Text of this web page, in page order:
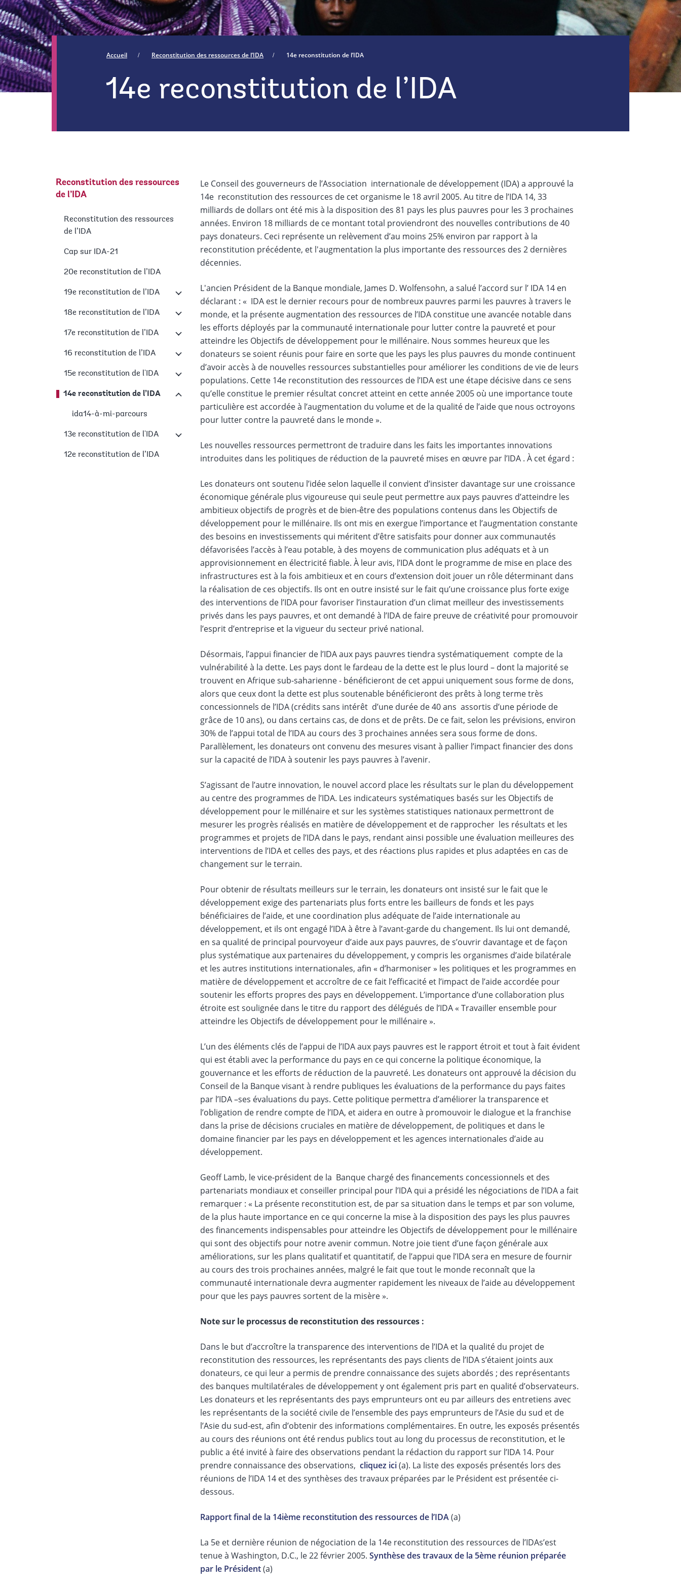
Accueil Reconstitution des ressources de l’IDA 14e reconstitution de l’IDA
14e reconstitution de l’IDA
Reconstitution des ressources
de l’IDA
Reconstitution des ressources
de l’IDA
Cap sur IDA-21
20e reconstitution de l’IDA
19e reconstitution de l’IDA
18e reconstitution de l’IDA
17e reconstitution de l’IDA
16 reconstitution de l’IDA
15e reconstitution de l'IDA
14e reconstitution de l’IDA
ida14-à-mi-parcours
13e reconstitution de l'IDA
12e reconstitution de l’IDA
Le Conseil des gouverneurs de l’Association internationale de développement (IDA) a approuvé la
14e reconstitution des ressources de cet organisme le 18 avril 2005. Au titre de l’IDA 14, 33
milliards de dollars ont été mis à la disposition des 81 pays les plus pauvres pour les 3 prochaines
années. Environ 18 milliards de ce montant total proviendront des nouvelles contributions de 40
pays donateurs. Ceci représente un relèvement d’au moins 25% environ par rapport à la
reconstitution précédente, et l'augmentation la plus importante des ressources des 2 dernières
décennies.
L'ancien Président de la Banque mondiale, James D. Wolfensohn, a salué l’accord sur l’ IDA 14 en
déclarant : « IDA est le dernier recours pour de nombreux pauvres parmi les pauvres à travers le
monde, et la présente augmentation des ressources de l’IDA constitue une avancée notable dans
les efforts déployés par la communauté internationale pour lutter contre la pauvreté et pour
atteindre les Objectifs de développement pour le millénaire. Nous sommes heureux que les
donateurs se soient réunis pour faire en sorte que les pays les plus pauvres du monde continuent
d’avoir accès à de nouvelles ressources substantielles pour améliorer les conditions de vie de leurs
populations. Cette 14e reconstitution des ressources de l’IDA est une étape décisive dans ce sens
qu’elle constitue le premier résultat concret atteint en cette année 2005 où une importance toute
particulière est accordée à l’augmentation du volume et de la qualité de l’aide que nous octroyons
pour lutter contre la pauvreté dans le monde ».
Les nouvelles ressources permettront de traduire dans les faits les importantes innovations
introduites dans les politiques de réduction de la pauvreté mises en œuvre par l’IDA . À cet égard :
Les donateurs ont soutenu l’idée selon laquelle il convient d’insister davantage sur une croissance
économique générale plus vigoureuse qui seule peut permettre aux pays pauvres d’atteindre les
ambitieux objectifs de progrès et de bien-être des populations contenus dans les Objectifs de
développement pour le millénaire. Ils ont mis en exergue l’importance et l’augmentation constante
des besoins en investissements qui méritent d’être satisfaits pour donner aux communautés
défavorisées l’accès à l’eau potable, à des moyens de communication plus adéquats et à un
approvisionnement en électricité fiable. À leur avis, l’IDA dont le programme de mise en place des
infrastructures est à la fois ambitieux et en cours d’extension doit jouer un rôle déterminant dans
la réalisation de ces objectifs. Ils ont en outre insisté sur le fait qu’une croissance plus forte exige
des interventions de l’IDA pour favoriser l’instauration d’un climat meilleur des investissements
privés dans les pays pauvres, et ont demandé à l’IDA de faire preuve de créativité pour promouvoir
l’esprit d’entreprise et la vigueur du secteur privé national.
Désormais, l’appui financier de l’IDA aux pays pauvres tiendra systématiquement compte de la
vulnérabilité à la dette. Les pays dont le fardeau de la dette est le plus lourd – dont la majorité se
trouvent en Afrique sub-saharienne - bénéficieront de cet appui uniquement sous forme de dons,
alors que ceux dont la dette est plus soutenable bénéficieront des prêts à long terme très
concessionnels de l’IDA (crédits sans intérêt d’une durée de 40 ans assortis d’une période de
grâce de 10 ans), ou dans certains cas, de dons et de prêts. De ce fait, selon les prévisions, environ
30% de l’appui total de l’IDA au cours des 3 prochaines années sera sous forme de dons.
Parallèlement, les donateurs ont convenu des mesures visant à pallier l’impact financier des dons
sur la capacité de l’IDA à soutenir les pays pauvres à l’avenir.
S’agissant de l’autre innovation, le nouvel accord place les résultats sur le plan du développement
au centre des programmes de l’IDA. Les indicateurs systématiques basés sur les Objectifs de
développement pour le millénaire et sur les systèmes statistiques nationaux permettront de
mesurer les progrès réalisés en matière de développement et de rapprocher les résultats et les
programmes et projets de l’IDA dans le pays, rendant ainsi possible une évaluation meilleures des
interventions de l’IDA et celles des pays, et des réactions plus rapides et plus adaptées en cas de
changement sur le terrain.
Pour obtenir de résultats meilleurs sur le terrain, les donateurs ont insisté sur le fait que le
développement exige des partenariats plus forts entre les bailleurs de fonds et les pays
bénéficiaires de l’aide, et une coordination plus adéquate de l’aide internationale au
développement, et ils ont engagé l’IDA à être à l’avant-garde du changement. Ils lui ont demandé,
en sa qualité de principal pourvoyeur d’aide aux pays pauvres, de s’ouvrir davantage et de façon
plus systématique aux partenaires du développement, y compris les organismes d’aide bilatérale
et les autres institutions internationales, afin « d’harmoniser » les politiques et les programmes en
matière de développement et accroître de ce fait l’efficacité et l’impact de l’aide accordée pour
soutenir les efforts propres des pays en développement. L’importance d’une collaboration plus
étroite est soulignée dans le titre du rapport des délégués de l’IDA « Travailler ensemble pour
atteindre les Objectifs de développement pour le millénaire ».
L’un des éléments clés de l’appui de l’IDA aux pays pauvres est le rapport étroit et tout à fait évident
qui est établi avec la performance du pays en ce qui concerne la politique économique, la
gouvernance et les efforts de réduction de la pauvreté. Les donateurs ont approuvé la décision du
Conseil de la Banque visant à rendre publiques les évaluations de la performance du pays faites
par l’IDA –ses évaluations du pays. Cette politique permettra d’améliorer la transparence et
l’obligation de rendre compte de l’IDA, et aidera en outre à promouvoir le dialogue et la franchise
dans la prise de décisions cruciales en matière de développement, de politiques et dans le
domaine financier par les pays en développement et les agences internationales d’aide au
développement.
Geoff Lamb, le vice-président de la Banque chargé des financements concessionnels et des
partenariats mondiaux et conseiller principal pour l’IDA qui a présidé les négociations de l’IDA a fait
remarquer : « La présente reconstitution est, de par sa situation dans le temps et par son volume,
de la plus haute importance en ce qui concerne la mise à la disposition des pays les plus pauvres
des financements indispensables pour atteindre les Objectifs de développement pour le millénaire
qui sont des objectifs pour notre avenir commun. Notre joie tient d’une façon générale aux
améliorations, sur les plans qualitatif et quantitatif, de l’appui que l’IDA sera en mesure de fournir
au cours des trois prochaines années, malgré le fait que tout le monde reconnaît que la
communauté internationale devra augmenter rapidement les niveaux de l’aide au développement
pour que les pays pauvres sortent de la misère ».
Note sur le processus de reconstitution des ressources :
Dans le but d’accroître la transparence des interventions de l’IDA et la qualité du projet de
reconstitution des ressources, les représentants des pays clients de l’IDA s’étaient joints aux
donateurs, ce qui leur a permis de prendre connaissance des sujets abordés ; des représentants
des banques multilatérales de développement y ont également pris part en qualité d’observateurs.
Les donateurs et les représentants des pays emprunteurs ont eu par ailleurs des entretiens avec
les représentants de la société civile de l’ensemble des pays emprunteurs de l’Asie du sud et de
l’Asie du sud-est, afin d’obtenir des informations complémentaires. En outre, les exposés présentés
au cours des réunions ont été rendus publics tout au long du processus de reconstitution, et le
public a été invité à faire des observations pendant la rédaction du rapport sur l’IDA 14. Pour
prendre connaissance des observations, cliquez ici(a). La liste des exposés présentés lors des
réunions de l’IDA 14 et des synthèses des travaux préparées par le Président est présentée ci-
dessous.
Rapport final de la 14ième reconstitution des ressources de l’IDA(a)
La 5e et dernière réunion de négociation de la 14e reconstitution des ressources de l’IDAs’est
tenue à Washington, D.C., le 22 février 2005. Synthèse des travaux de la 5ème réunion préparée
par le Président(a)